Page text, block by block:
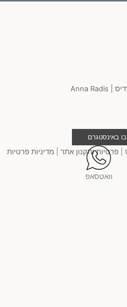
באינסטגרם
פרטיות ותקנון אתר| מדיניות פרטיות
וואטסאפ